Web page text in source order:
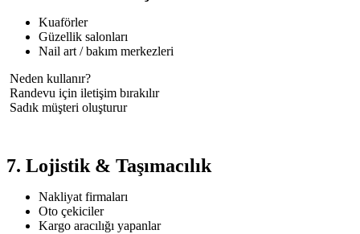
Kuaförler
Güzellik salonları
Nail art / bakım merkezleri
Neden kullanır?
Randevu için iletişim bırakılır
Sadık müşteri oluşturur
7. Lojistik & Taşımacılık
Nakliyat firmaları
Oto çekiciler
Kargo aracılığı yapanlar